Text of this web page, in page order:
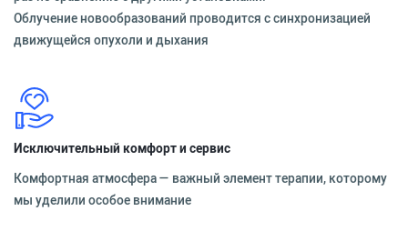
Облучение новообразований проводится с синхронизацией
движущейся опухоли и дыхания
Исключительный комфорт и сервис
Комфортная атмосфера — важный элемент терапии, которому
мы уделили особое внимание